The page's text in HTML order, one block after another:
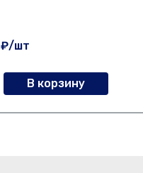
₽/шт
В корзину